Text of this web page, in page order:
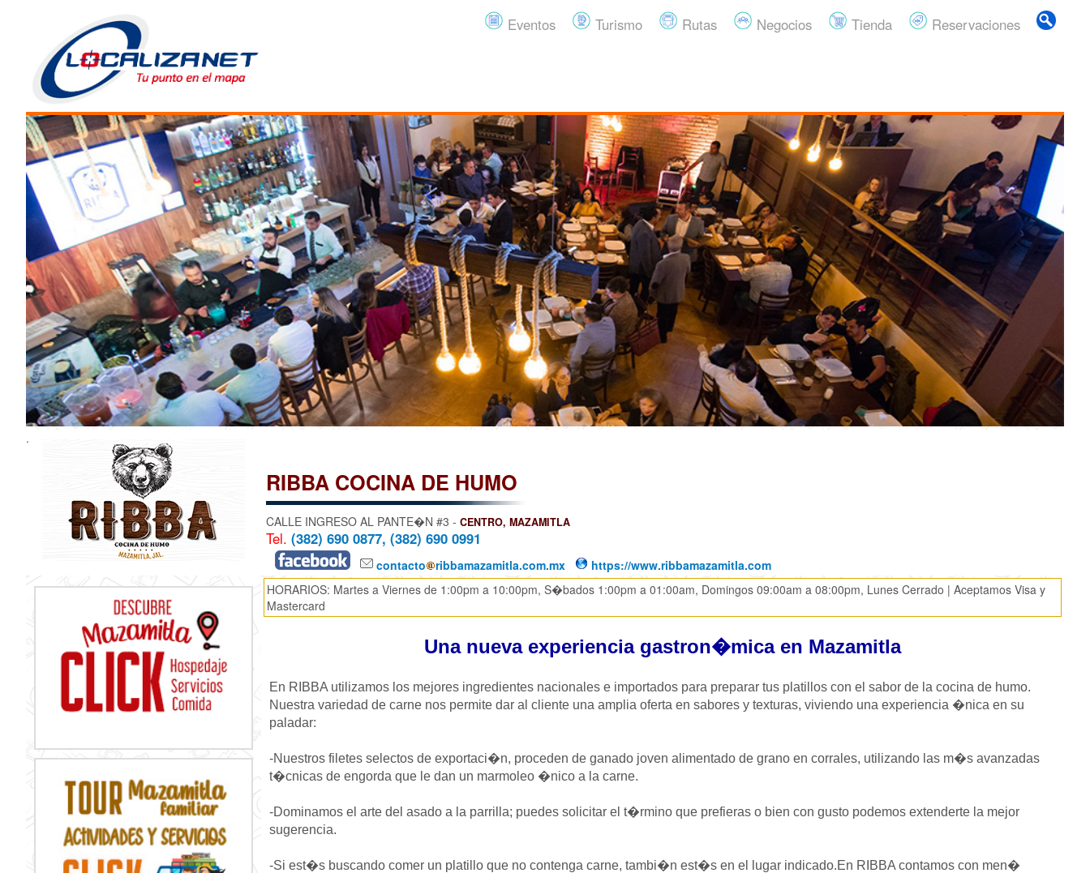
Reservaciones
Tienda
Negocios
Rutas
Turismo
Eventos
.
RIBBA COCINA DE HUMO
CALLE INGRESO AL PANTE�N #3 - CENTRO, MAZAMITLA
Tel. (382) 690 0877, (382) 690 0991
contacto ribbamazamitla.com.mx https://www.ribbamazamitla.com
HORARIOS: Martes a Viernes de 1:00pm a 10:00pm, S�bados 1:00pm a 01:00am, Domingos 09:00am a 08:00pm, Lunes Cerrado | Aceptamos Visa y
Mastercard
Una nueva experiencia gastron�mica en Mazamitla
En RIBBA utilizamos los mejores ingredientes nacionales e importados para preparar tus platillos con el sabor de la cocina de humo.
Nuestra variedad de carne nos permite dar al cliente una amplia oferta en sabores y texturas, viviendo una experiencia �nica en su
paladar:
-Nuestros filetes selectos de exportaci�n, proceden de ganado joven alimentado de grano en corrales, utilizando las m�s avanzadas
t�cnicas de engorda que le dan un marmoleo �nico a la carne.
-Dominamos el arte del asado a la parrilla; puedes solicitar el t�rmino que prefieras o bien con gusto podemos extenderte la mejor
sugerencia.
-Si est�s buscando comer un platillo que no contenga carne, tambi�n est�s en el lugar indicado.En RIBBA contamos con men�